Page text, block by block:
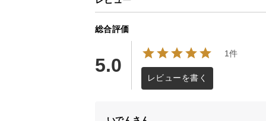
総合評価
5.0
1件
レビューを書く